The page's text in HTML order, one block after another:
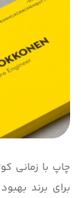
چاپ با زمانی
برای برند